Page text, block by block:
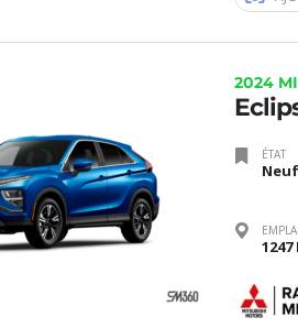
2024
ÉTAT
Neuf